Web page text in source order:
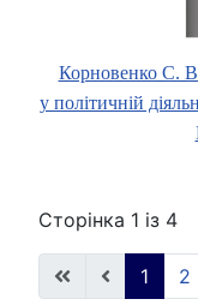
Корновенко С.
у політичній
Сторінка 1 із 4
1 2